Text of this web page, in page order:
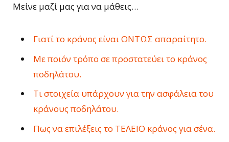
Μείνε μαζί μας για να μάθεις…
Γιατί το κράνος είναι ΟΝΤΩΣ απαραίτητο.
Με ποιόν τρόπο σε προστατεύει το κράνος
ποδηλάτου.
Τι στοιχεία υπάρχουν για την ασφάλεια του
κράνους ποδηλάτου.
Πως να επιλέξεις το ΤΕΛΕΙΟ κράνος για σένα.